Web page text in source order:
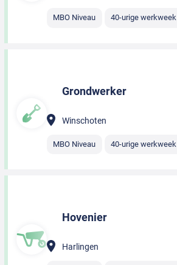
MBO Niveau 40-urige werkweek
Grondwerker
Winschoten
MBO Niveau 40-urige werkweek
Hovenier
Harlingen